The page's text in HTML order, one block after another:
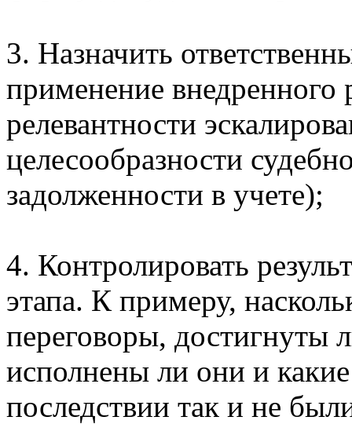
3. Назначить
применение внедренного
релевантности
целесообразности
задолженности в учете);
4. Контролировать
этапа. К примеру,
переговоры, достигнуты
исполнены ли они и
последствии так и не